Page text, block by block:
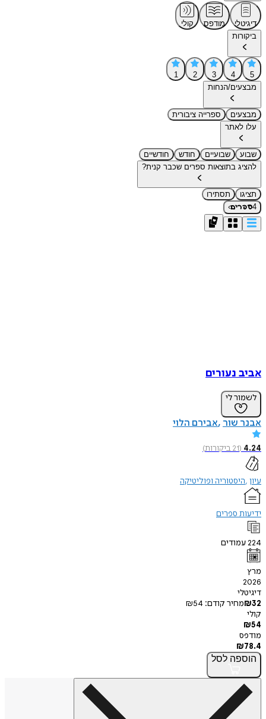
דיגיטלי מודפס
קולי
ביקורות
5
4
3
2
1
מבצעים/הנחות
מבצעים
ספרייה ציבורית
עלו לאתר
שבוע שבועיים חודש
חודשיים
להציג בתוצאות ספרים שכבר קנית?
תציגו
תסתירו
4ספרים›
אביב נעורים
לשמור לי
אבנר שור אבירם הלוי
4.24
(
21ביקורות)
עיון היסטוריה ופוליטיקה
ידיעות ספרים
224עמודים
מרץ
2026
דיגיטלי
₪32 מחיר קודם: ₪54
קולי
₪54
מודפס
₪78.4
הוספה לסל